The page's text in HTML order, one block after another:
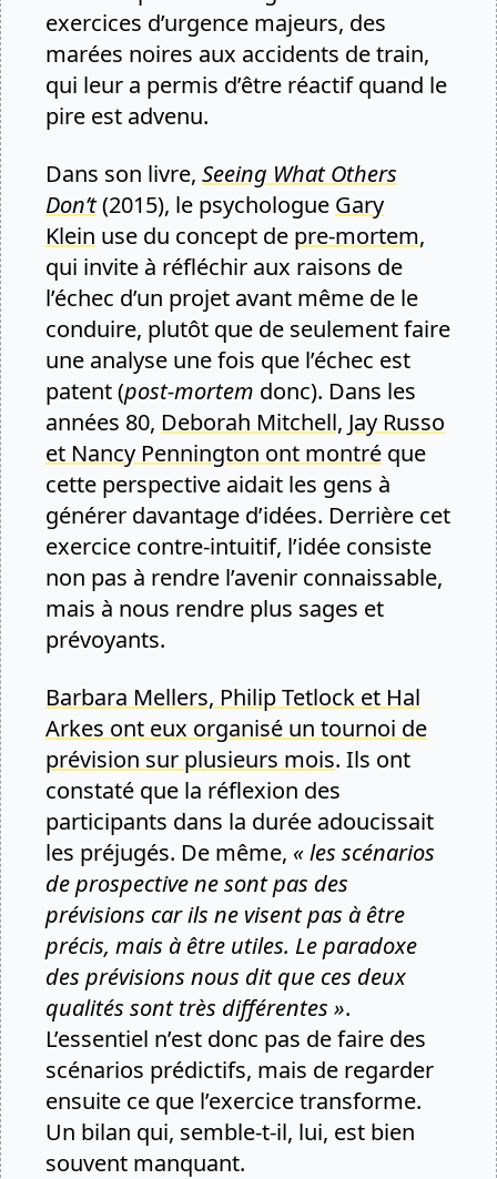
exercices d’urgence majeurs, des
marées noires aux accidents de train,
qui leur a permis d’être réactif quand le
pire est advenu.
Dans son livre, Seeing What Others
Don’t(2015), le psychologue Gary
Klein use du concept de pre-mortem,
qui invite à réfléchir aux raisons de
l’échec d’un projet avant même de le
conduire, plutôt que de seulement faire
une analyse une fois que l’échec est
patent (post-mortem donc). Dans les
années 80, Deborah Mitchell, Jay Russo
et Nancy Pennington ont montré que
cette perspective aidait les gens à
générer davantage d’idées. Derrière cet
exercice contre-intuitif, l’idée consiste
non pas à rendre l’avenir connaissable,
mais à nous rendre plus sages et
prévoyants.
Barbara Mellers, Philip Tetlock et Hal
Arkes ont eux organisé un tournoi de
prévision sur plusieurs mois. Ils ont
constaté que la réflexion des
participants dans la durée adoucissait
les préjugés. De même, « les scénarios
de prospective ne sont pas des
prévisions car ils ne visent pas à être
précis, mais à être utiles. Le paradoxe
des prévisions nous dit que ces deux
qualités sont très différentes ».
L’essentiel n’est donc pas de faire des
scénarios prédictifs, mais de regarder
ensuite ce que l’exercice transforme.
Un bilan qui, semble-t-il, lui, est bien
souvent manquant.